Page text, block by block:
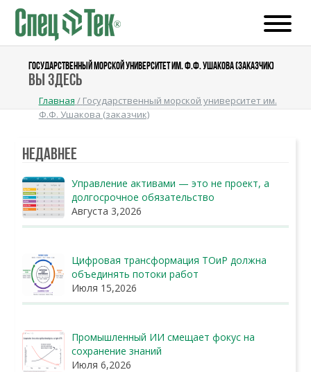
ГОСУДАРСТВЕННЫЙ МОРСКОЙ УНИВЕРСИТЕТ ИМ. Ф.Ф. УШАКОВА (ЗАКАЗЧИК)
Вы здесь
Главная / Государственный морской университет им.
Ф.Ф. Ушакова (заказчик)
Недавнее
Управление активами — это не проект, а
долгосрочное обязательство
Августа 3,2026
Цифровая трансформация ТОиР должна
объединять потоки работ
Июля 15,2026
Промышленный ИИ смещает фокус на
сохранение знаний
Июля 6,2026